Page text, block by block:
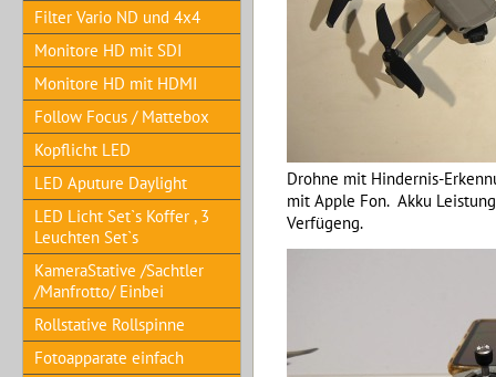
Filter Vario ND und 4x4
Monitore HD mit SDI
Monitore HD mit HDMI
Follow Focus / Mattebox
Kopflicht LED
LED Aputure Daylight
LED Licht Set`s Koffer , 3
Leuchten Set`s
KameraStative /Sachtler
/Manfrotto/ Einbei
Rollstative Rollspinne
Fotoapparate einfach
Drohne mit Hindernis-
mit Apple Fon. Akku
Verfügeng.